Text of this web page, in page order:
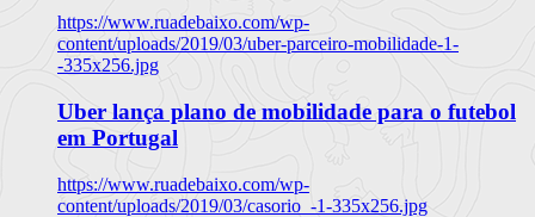
https://www.ruadebaixo.com/wp-
content/uploads/2019/03/uber-parceiro-mobilidade-1-
-335x256.jpg
Uber lança plano de mobilidade para o futebol
em Portugal
https://www.ruadebaixo.com/wp-
content/uploads/2019/03/casorio_-1-335x256.jpg